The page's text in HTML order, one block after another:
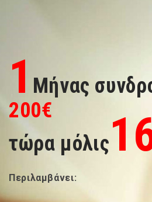
1 Μήνας
200€
τώρα μόλις
Περιλαμβάνει: